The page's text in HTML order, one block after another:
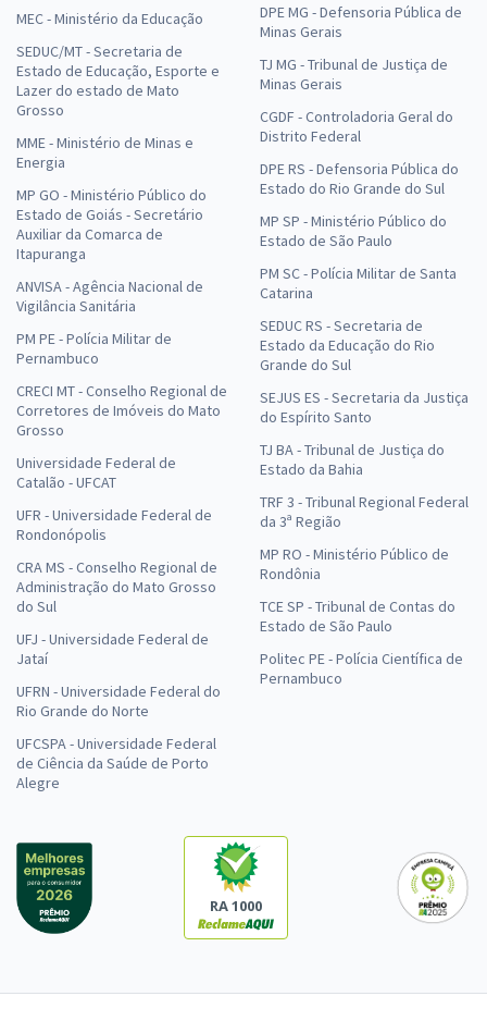
MEC - Ministério da Educação
SEDUC/MT - Secretaria de
Estado de Educação, Esporte e
Lazer do estado de Mato
Grosso
MME - Ministério de Minas e
Energia
MP GO - Ministério Público do
Estado de Goiás - Secretário
Auxiliar da Comarca de
Itapuranga
ANVISA - Agência Nacional de
Vigilância Sanitária
PM PE - Polícia Militar de
Pernambuco
CRECI MT - Conselho Regional de
Corretores de Imóveis do Mato
Grosso
Universidade Federal de
Catalão - UFCAT
UFR - Universidade Federal de
Rondonópolis
CRA MS - Conselho Regional de
Administração do Mato Grosso
do Sul
UFJ - Universidade Federal de
Jataí
UFRN - Universidade Federal do
Rio Grande do Norte
UFCSPA - Universidade Federal
de Ciência da Saúde de Porto
Alegre
DPE MG - Defensoria Pública de
Minas Gerais
TJ MG - Tribunal de Justiça de
Minas Gerais
CGDF - Controladoria Geral do
Distrito Federal
DPE RS - Defensoria Pública do
Estado do Rio Grande do Sul
MP SP - Ministério Público do
Estado de São Paulo
PM SC - Polícia Militar de Santa
Catarina
SEDUC RS - Secretaria de
Estado da Educação do Rio
Grande do Sul
SEJUS ES - Secretaria da Justiça
do Espírito Santo
TJ BA - Tribunal de Justiça do
Estado da Bahia
TRF 3 - Tribunal Regional Federal
da 3ª Região
MP RO - Ministério Público de
Rondônia
TCE SP - Tribunal de Contas do
Estado de São Paulo
Politec PE - Polícia Científica de
Pernambuco
RA 1000